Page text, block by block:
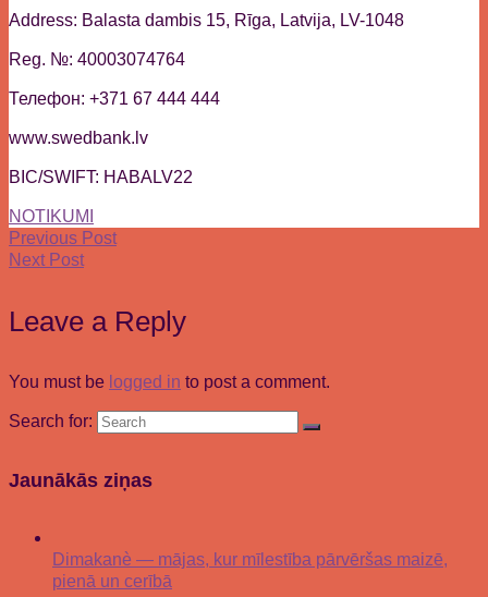
Address: Balasta dambis 15, Rīga, Latvija, LV-1048
Reg. №: 40003074764
Телефон: +371 67 444 444
www.swedbank.lv
BIC/SWIFT: HABALV22
NOTIKUMI
Previous Post
Next Post
Leave a Reply
You must be logged in to post a comment.
Search for:
Jaunākās ziņas
Dimakanè — mājas, kur mīlestība pārvēršas maizē,
pienā un cerībā